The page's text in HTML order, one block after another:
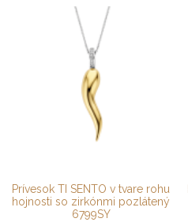
Prívesok TI SENTO v tvare rohu
hojnosti so zirkónmi pozlátený
6799SY